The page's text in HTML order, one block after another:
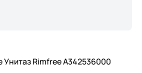
Унитаз Rimfree A342536000